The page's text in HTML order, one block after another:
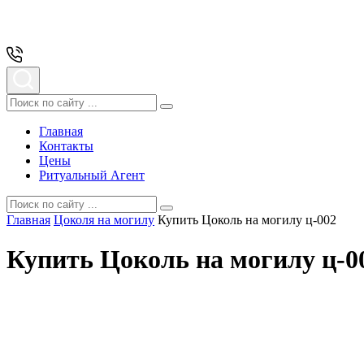
Главная
Контакты
Цены
Ритуальный Агент
Главная Цоколя на могилу Купить Цоколь на могилу ц-002
Купить Цоколь на могилу ц-